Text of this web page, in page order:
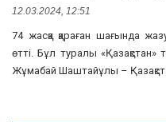
12.03.2024, 12:51
74 жасқа қараған шағында
өтті. Бұл туралы
Жұмабай Шаштайұлы –